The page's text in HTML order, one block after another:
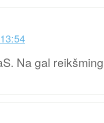
Na gal